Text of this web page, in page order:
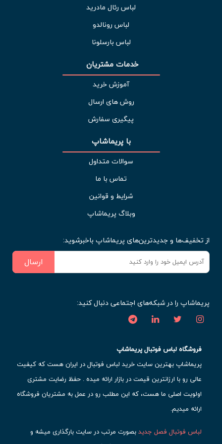
لباس رئال مادرید
لباس رونالدو
لباس بارسلونا
خدمات مشتریان
آموزش خرید
روش های ارسال
پیگیری سفارش
با پریماشاپ
سوالات متداول
تماس با ما
شرایط و قوانین
وبلاگ پریماشاپ
از تخفیف‌ها و جدیدترین‌های پریماشاپ باخبرشوید:
ارسال
پریماشاپ را در شبکه‌های اجتماعی دنبال کنید:
فروشگاه لباس فوتبال پریماشاپ
پریماشاپ بهترین سایت خرید لباس فوتبال در ایران هست که کیفیت
عالی رو با ارزانترین قیمت در بازار ارائه میده . حفظ رضایت مشتری
اولویت اصلی ما هست، که این مطلب رو در عمل به مشتریان فروشگاه
ارائه میدیم.
لباس فوتبال فصل جدیدبصورت مرتب در سایت بارگذاری میشه و